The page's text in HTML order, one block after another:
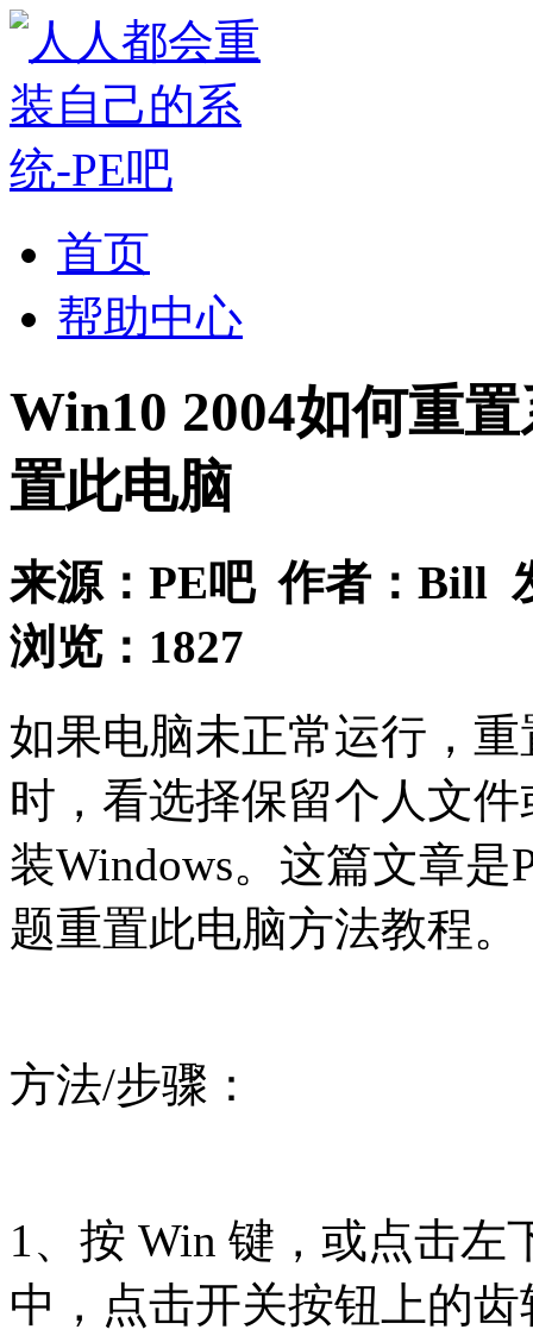
首页
帮助中心
Win10 2004如何重
置此电脑
来源： PE吧作者： Bill
浏览： 1827
如果电脑未正常运行，
时，看选择保留个人文
装Windows。这篇文章
题重置此电脑方法教程。
方法/步骤：
1、按 Win 键，或点击
中，点击开关按钮上的